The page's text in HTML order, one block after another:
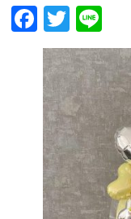
Facebook
Twitter